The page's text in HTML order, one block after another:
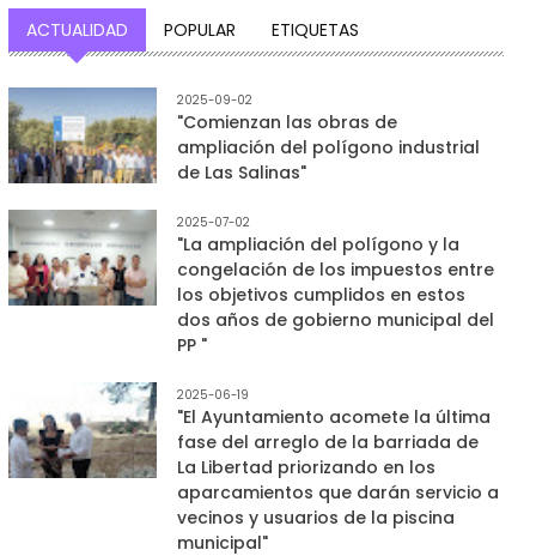
ACTUALIDAD POPULAR ETIQUETAS
2025-09-02
"Comienzan las obras de
ampliación del polígono industrial
de Las Salinas"
2025-07-02
"La ampliación del polígono y la
congelación de los impuestos entre
los objetivos cumplidos en estos
dos años de gobierno municipal del
PP "
2025-06-19
"El Ayuntamiento acomete la última
fase del arreglo de la barriada de
La Libertad priorizando en los
aparcamientos que darán servicio a
vecinos y usuarios de la piscina
municipal"